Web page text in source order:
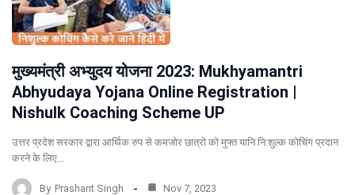
मुख्यमंत्री अभ्युदय योजना 2023: Mukhyamantri
Abhyudaya Yojana Online Registration |
Nishulk Coaching Scheme UP
उत्तर प्रदेश सरकार द्वारा आर्थिक रुप से कमजोर छात्रो को मुफ्त यानि नि:शुल्क कोचिंग प्रदान
करने के लिए…
By Prashant Singh Nov 7, 2023